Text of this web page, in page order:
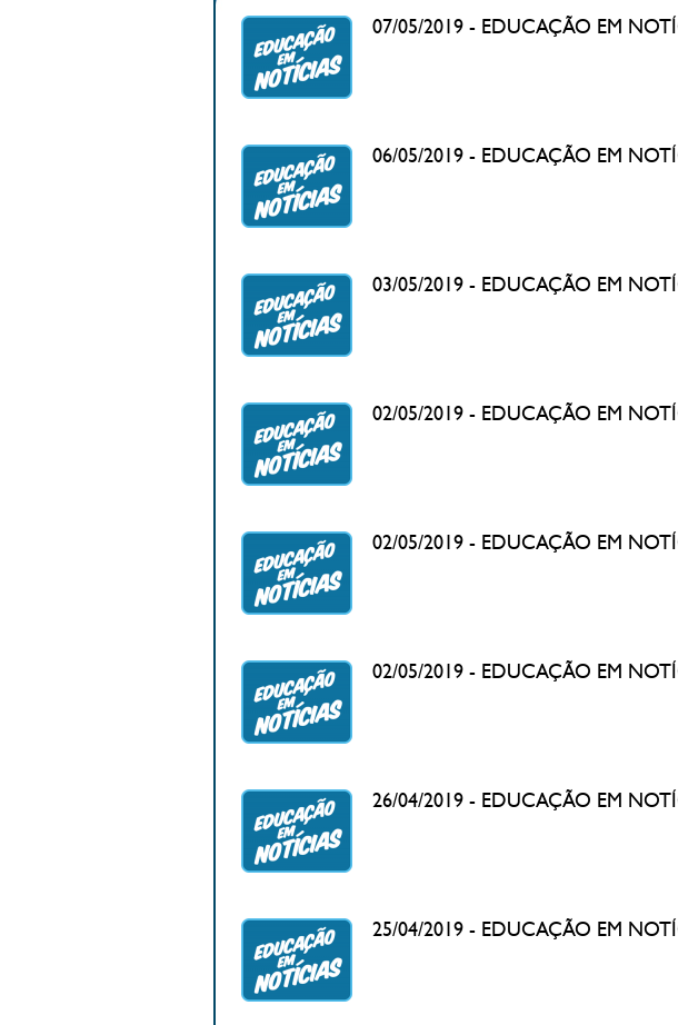
07/05/2019 - EDUCAÇÃO EM
06/05/2019 - EDUCAÇÃO EM
03/05/2019 - EDUCAÇÃO EM
02/05/2019 - EDUCAÇÃO EM
02/05/2019 - EDUCAÇÃO EM
02/05/2019 - EDUCAÇÃO EM
26/04/2019 - EDUCAÇÃO EM
25/04/2019 - EDUCAÇÃO EM